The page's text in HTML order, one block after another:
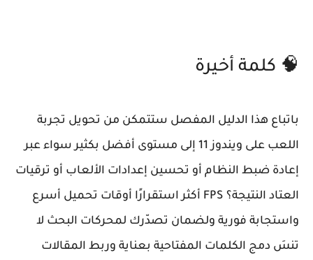
🧠 كلمة أخيرة
باتباع هذا الدليل المفصل ستتمكن من تحويل تجربة
اللعب على ويندوز 11 إلى مستوى أفضل بكثير سواء عبر
إعادة ضبط النظام أو تحسين إعدادات الألعاب أو ترقيات
العتاد النتيجة؟ FPS أكثر استقرارًا أوقات تحميل أسرع
واستجابة فورية ولضمان تصدّرك لمحركات البحث لا
تنسَ دمج الكلمات المفتاحية بعناية وربط المقالات